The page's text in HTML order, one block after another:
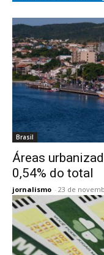
Brasil
Áreas
0,54% do total
jornalismo - 23 de